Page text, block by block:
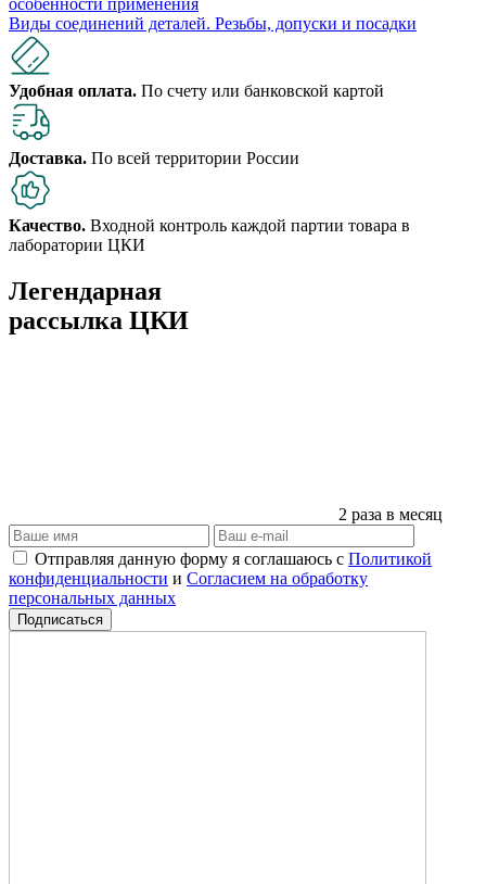
Виды соединений деталей. Резьбы, допуски и посадки
Удобная оплата. По счету или банковской картой
Доставка. По всей территории России
Качество. Входной контроль каждой партии товара в
лаборатории ЦКИ
Легендарная
рассылка ЦКИ
2 раза в месяц
Отправляя данную форму я соглашаюсь с Политикой
конфиденциальности и Согласием на обработку
персональных данных
Подписаться